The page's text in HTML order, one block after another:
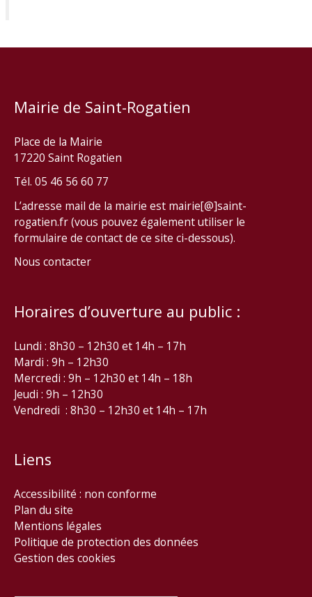
Mairie de Saint-Rogatien
Place de la Mairie
17220 Saint Rogatien
Tél. 05 46 56 60 77
L’adresse mail de la mairie est mairie[@]saint-
rogatien.fr (vous pouvez également utiliser le
formulaire de contact de ce site ci-dessous).
Nous contacter
Horaires d’ouverture au public :
Lundi : 8h30 – 12h30 et 14h – 17h
Mardi : 9h – 12h30
Mercredi : 9h – 12h30 et 14h – 18h
Jeudi : 9h – 12h30
Vendredi : 8h30 – 12h30 et 14h – 17h
Liens
Accessibilité : non conforme
Plan du site
Mentions légales
Politique de protection des données
Gestion des cookies